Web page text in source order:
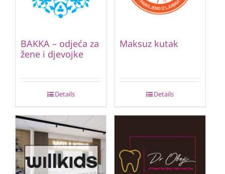
BAKKA – odjeća za
žene i djevojke
Details
Maksuz kutak
Details